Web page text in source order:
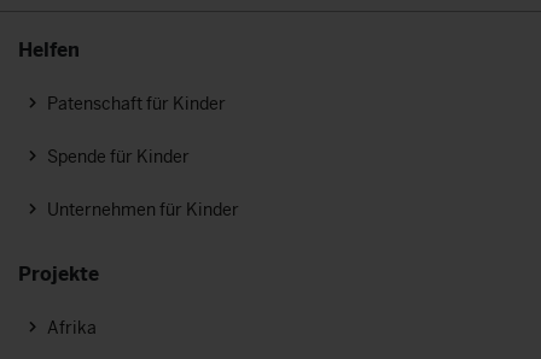
Helfen
Patenschaft für Kinder
Spende für Kinder
Unternehmen für Kinder
Projekte
Afrika